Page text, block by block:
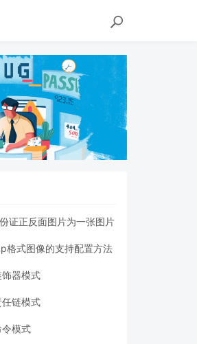
证正反面图片为一张图片
格式图像的支持配置方法
器模式
链模式
令模式